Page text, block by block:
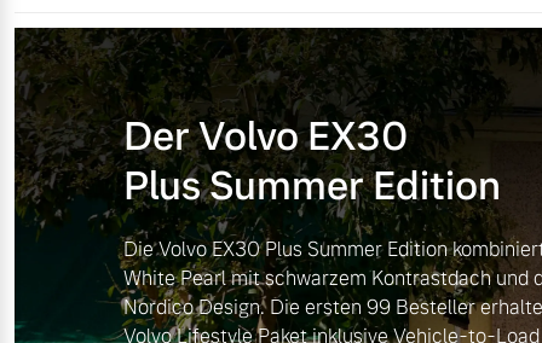
Geschäftskunden
Editionsmodelle
Konnektivität
Angebot anfragen
Aktuelle Angebote
Geschäftskunden
Volvo Gebrauchtwagenbörse
Über uns
Unser Team
Kontakt und Anfahrt
Der Volvo EX30
Plus Summer Edition
Die Volvo EX30 Plus Summer Edition
White Pearl mit schwarzem Kontrastdach und
Nordico Design. Die ersten 99 Besteller
Volvo Lifestyle Paket inklusive Vehicle-to-